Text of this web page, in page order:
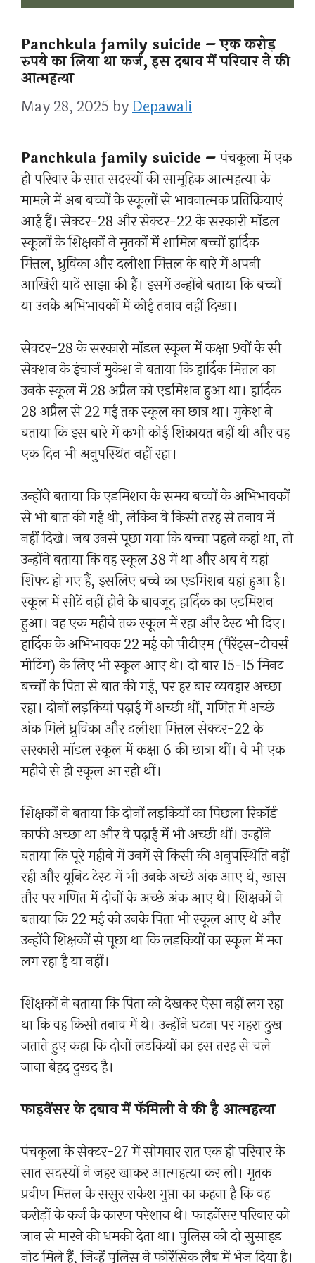
Panchkula family suicide – एक करोड़
रुपये का लिया था कर्ज, इस दबाव में परिवार ने की
आत्महत्या
May 28, 2025 byDepawali
Panchkula family suicide –पंचकूला में एक
ही परिवार के सात सदस्यों की सामूहिक आत्महत्या के
मामले में अब बच्चों के स्कूलों से भावनात्मक प्रतिक्रियाएं
आई हैं। सेक्टर-28 और सेक्टर-22 के सरकारी मॉडल
स्कूलों के शिक्षकों ने मृतकों में शामिल बच्चों हार्दिक
मित्तल, ध्रुविका और दलीशा मित्तल के बारे में अपनी
आखिरी यादें साझा की हैं। इसमें उन्होंने बताया कि बच्चों
या उनके अभिभावकों में कोई तनाव नहीं दिखा।
सेक्टर-28 के सरकारी मॉडल स्कूल में कक्षा 9वीं के सी
सेक्शन के इंचार्ज मुकेश ने बताया कि हार्दिक मित्तल का
उनके स्कूल में 28 अप्रैल को एडमिशन हुआ था। हार्दिक
28 अप्रैल से 22 मई तक स्कूल का छात्र था। मुकेश ने
बताया कि इस बारे में कभी कोई शिकायत नहीं थी और वह
एक दिन भी अनुपस्थित नहीं रहा।
उन्होंने बताया कि एडमिशन के समय बच्चों के अभिभावकों
से भी बात की गई थी, लेकिन वे किसी तरह से तनाव में
नहीं दिखे। जब उनसे पूछा गया कि बच्चा पहले कहां था, तो
उन्होंने बताया कि वह स्कूल 38 में था और अब वे यहां
शिफ्ट हो गए हैं, इसलिए बच्चे का एडमिशन यहां हुआ है।
स्कूल में सीटें नहीं होने के बावजूद हार्दिक का एडमिशन
हुआ। वह एक महीने तक स्कूल में रहा और टेस्ट भी दिए।
हार्दिक के अभिभावक 22 मई को पीटीएम (पैरेंट्स-टीचर्स
मीटिंग) के लिए भी स्कूल आए थे। दो बार 15-15 मिनट
बच्चों के पिता से बात की गई, पर हर बार व्यवहार अच्छा
रहा। दोनों लड़कियां पढ़ाई में अच्छी थीं, गणित में अच्छे
अंक मिले ध्रुविका और दलीशा मित्तल सेक्टर-22 के
सरकारी मॉडल स्कूल में कक्षा 6 की छात्रा थीं। वे भी एक
महीने से ही स्कूल आ रही थीं।
शिक्षकों ने बताया कि दोनों लड़कियों का पिछला रिकॉर्ड
काफी अच्छा था और वे पढ़ाई में भी अच्छी थीं। उन्होंने
बताया कि पूरे महीने में उनमें से किसी की अनुपस्थिति नहीं
रही और यूनिट टेस्ट में भी उनके अच्छे अंक आए थे, खास
तौर पर गणित में दोनों के अच्छे अंक आए थे। शिक्षकों ने
बताया कि 22 मई को उनके पिता भी स्कूल आए थे और
उन्होंने शिक्षकों से पूछा था कि लड़कियों का स्कूल में मन
लग रहा है या नहीं।
शिक्षकों ने बताया कि पिता को देखकर ऐसा नहीं लग रहा
था कि वह किसी तनाव में थे। उन्होंने घटना पर गहरा दुख
जताते हुए कहा कि दोनों लड़कियों का इस तरह से चले
जाना बेहद दुखद है।
फाइनेंसर के दबाव में फॅमिली ने की है आत्महत्या
पंचकूला के सेक्टर-27 में सोमवार रात एक ही परिवार के
सात सदस्यों ने जहर खाकर आत्महत्या कर ली। मृतक
प्रवीण मित्तल के ससुर राकेश गुप्ता का कहना है कि वह
करोड़ों के कर्ज के कारण परेशान थे। फाइनेंसर परिवार को
जान से मारने की धमकी देता था। पुलिस को दो सुसाइड
नोट मिले हैं, जिन्हें पुलिस ने फोरेंसिक लैब में भेज दिया है।